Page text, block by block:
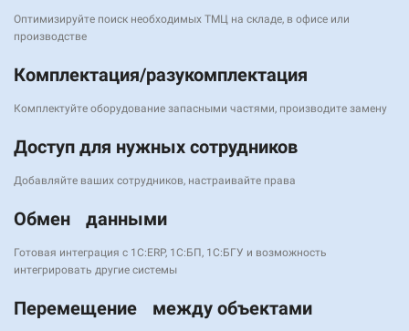
Оптимизируйте поиск необходимых ТМЦ на складе, в офисе или
производстве
Комплектация/разукомплектация
Комплектуйте оборудование запасными частями, производите замену
Доступ для нужных сотрудников
Добавляйте ваших сотрудников, настраивайте права
Обмен данными
Готовая интеграция с 1C:ERP, 1С:БП, 1С:БГУ и возможность
интегрировать другие системы
Перемещение между объектами